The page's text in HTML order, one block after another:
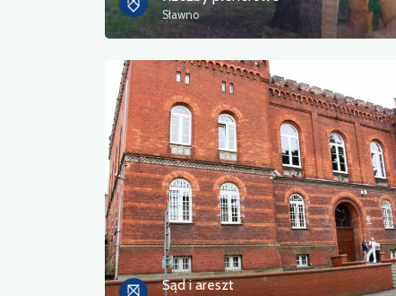
Sławno
Sąd i areszt